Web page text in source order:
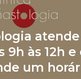
às 12h e
um